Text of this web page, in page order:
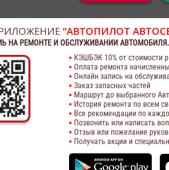
“АВТОПИЛОТ
НА РЕМОНТЕ И ОБСЛУЖИВАНИИ АВТОМОБИЛЯ.
КЭШБЭК 10% от стоимости
Оплата ремонта
Онлайн запись на
Заказ запасных частей
Маршрут до выбранного
История ремонта по всем
Все рекомендации по
Позвонить или написать
Отзыв или пожелание
Получать акции и